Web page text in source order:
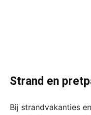
Strand en
Bij strandvakanties